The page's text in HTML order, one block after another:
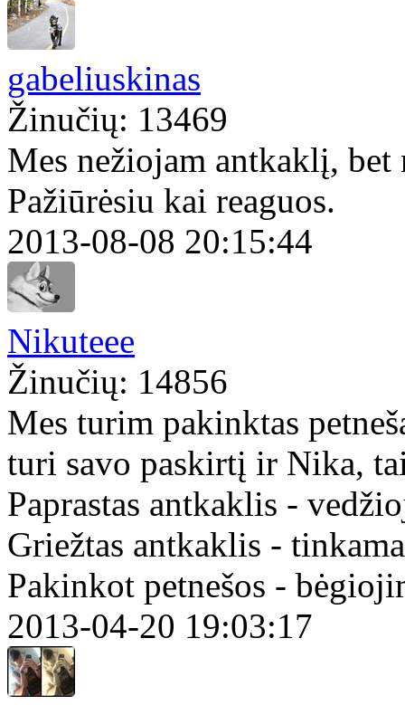
gabeliuskinas
Žinučių: 13469
Mes nežiojam antkaklį, bet
Pažiūrėsiu kai reaguos.
2013-08-08 20:15:44
Nikuteee
Žinučių: 14856
Mes turim pakinktas
turi savo paskirtį ir Nika,
Paprastas antkaklis -
Griežtas antkaklis -
Pakinkot petnešos -
2013-04-20 19:03:17